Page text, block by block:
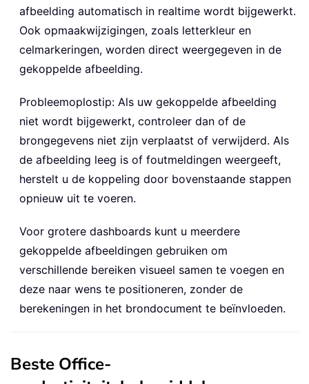
afbeelding automatisch in realtime wordt bijgewerkt.
Ook opmaakwijzigingen, zoals letterkleur en
celmarkeringen, worden direct weergegeven in de
gekoppelde afbeelding.
Probleemoplostip: Als uw gekoppelde afbeelding
niet wordt bijgewerkt, controleer dan of de
brongegevens niet zijn verplaatst of verwijderd. Als
de afbeelding leeg is of foutmeldingen weergeeft,
herstelt u de koppeling door bovenstaande stappen
opnieuw uit te voeren.
Voor grotere dashboards kunt u meerdere
gekoppelde afbeeldingen gebruiken om
verschillende bereiken visueel samen te voegen en
deze naar wens te positioneren, zonder de
berekeningen in het brondocument te beïnvloeden.
Beste Office-